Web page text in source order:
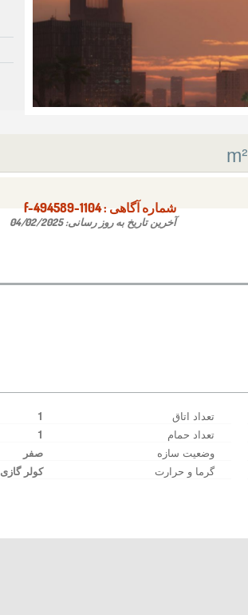
شماره آگاهی‌ :f-494589-1104
آخرین تاریخ به روز رسانی:04/02/2025
تعداد اتاق 1
تعداد حمام
1
وضعیت سازه
صفر
گرما و حرارت
کولر گازی